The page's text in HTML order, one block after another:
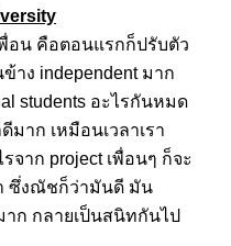
อน คือตอนแรกก็ปรับตัว
าง independent มาก
students อะไรกันหมด
าก เหมือนเวลาเรา
จาก project เพื่อนๆ ก็จะ
ซึ่งณัชก็ว่ามันดี มัน
ก กลายเป็นสนิทกันไป